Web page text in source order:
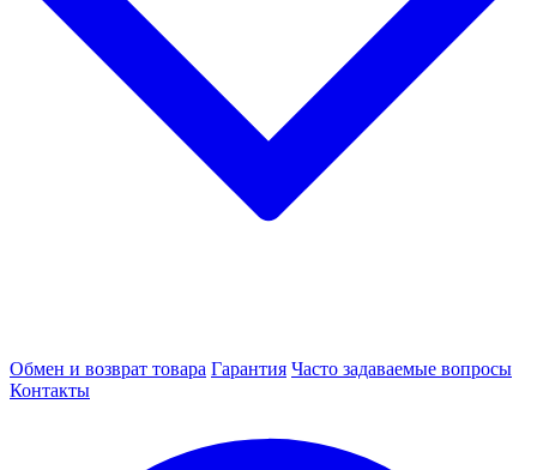
Обмен и возврат товара Гарантия Часто задаваемые вопросы
Контакты